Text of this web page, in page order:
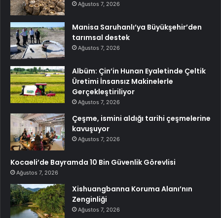
Ağustos 7, 2026
Manisa Saruhanlı’ya Büyükşehir’den
tarımsal destek
Ağustos 7, 2026
Albüm: Çin’in Hunan Eyaletinde Çeltik
Üretimi İnsansız Makinelerle
Gerçekleştiriliyor
Ağustos 7, 2026
Çeşme, ismini aldığı tarihi çeşmelerine
kavuşuyor
Ağustos 7, 2026
Kocaeli’de Bayramda 10 Bin Güvenlik Görevlisi
Ağustos 7, 2026
Xishuangbanna Koruma Alanı’nın
Zenginliği
Ağustos 7, 2026